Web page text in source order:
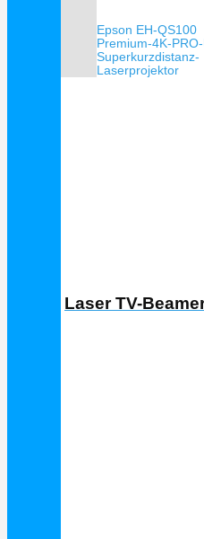
Epson EH-QS100
Premium-4K-
Superkurzdistanz-
Laserprojektor
Laser TV-